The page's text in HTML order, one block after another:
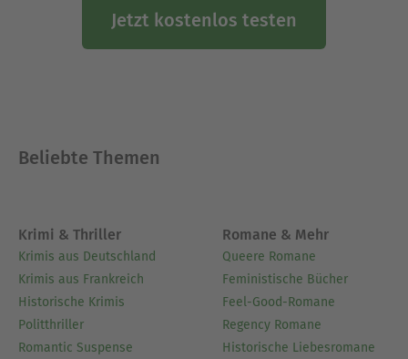
Jetzt kostenlos testen
Beliebte Themen
Krimi & Thriller
Krimis aus Deutschland
Krimis aus Frankreich
Historische Krimis
Politthriller
Romantic Suspense
Romane & Mehr
Queere Romane
Feministische Bücher
Feel-Good-Romane
Regency Romane
Historische Liebesromane